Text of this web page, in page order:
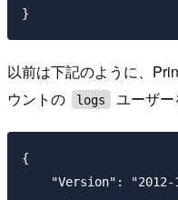
以前は下記のように、
ウントの
logs ユーザー
{
"Version": "2012-